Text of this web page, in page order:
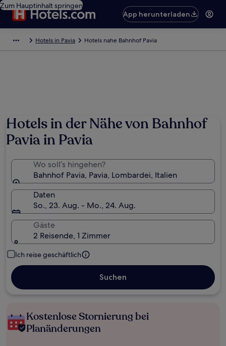
Zum Hauptinhalt springen
App herunterladen
Hotels in Pavia Hotels nahe Bahnhof Pavia
Hotels in der Nähe von Bahnhof
Pavia in Pavia
Wo soll’s hingehen?
Bahnhof Pavia, Pavia, Lombardei, Italien
Daten
So., 23. Aug. - Mo., 24. Aug.
Gäste
2 Reisende, 1 Zimmer
Ich reise geschäftlich
Suchen
Kostenlose Stornierung bei
Planänderungen